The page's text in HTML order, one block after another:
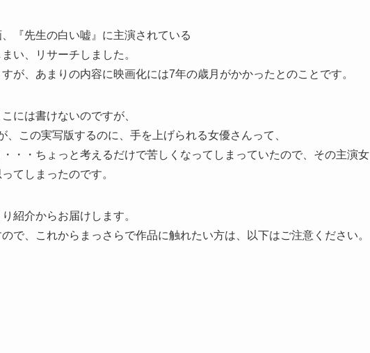
『先生の白い嘘』に主演されている
い、リサーチしました。
が、あまりの内容に映画化には7年の歳月がかかったとのことです。
には書けないのですが、
この実写版するのに、手を上げられる女優さんって、
・・ちょっと考えるだけで苦しくなってしまっていたので、その主演女
てしまったのです。
紹介からお届けします。
で、これからまっさらで作品に触れたい方は、以下はご注意ください。